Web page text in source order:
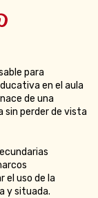
para
en el aula
de una
sin perder de vista
el uso de la
y situada.